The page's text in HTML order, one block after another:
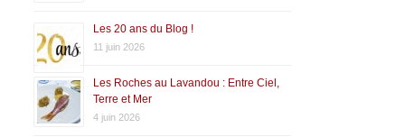
Les 20 ans du Blog !
11 juin 2026
Les Roches au Lavandou : Entre Ciel,
Terre et Mer
4 juin 2026